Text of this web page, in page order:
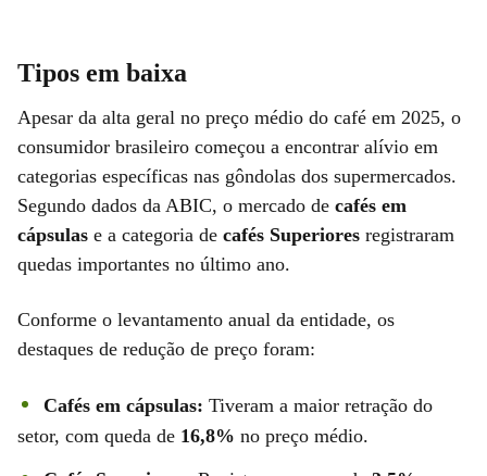
Tipos em baixa
Apesar da alta geral no preço médio do café em 2025, o
consumidor brasileiro começou a encontrar alívio em
categorias específicas nas gôndolas dos supermercados.
Segundo dados da ABIC, o mercado de cafés em
cápsulas e a categoria de cafés Superiores registraram
quedas importantes no último ano.
Conforme o levantamento anual da entidade, os
destaques de redução de preço foram:
Cafés em cápsulas: Tiveram a maior retração do
setor, com queda de 16,8% no preço médio.